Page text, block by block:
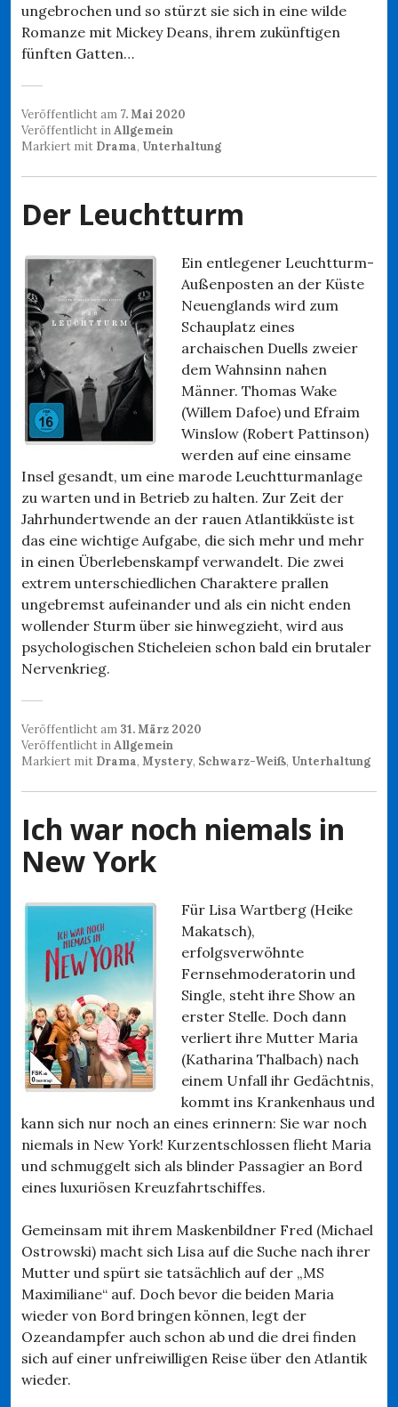
ungebrochen und so stürzt sie sich in eine wilde
Romanze mit Mickey Deans, ihrem zukünftigen
fünften Gatten…
Veröffentlicht am 7. Mai 2020
Veröffentlicht inAllgemein
Markiert mit Drama, Unterhaltung
Der Leuchtturm
Ein entlegener Leuchtturm-
Außenposten an der Küste
Neuenglands wird zum
Schauplatz eines
archaischen Duells zweier
dem Wahnsinn nahen
Männer. Thomas Wake
(Willem Dafoe) und Efraim
Winslow (Robert Pattinson)
werden auf eine einsame
Insel gesandt, um eine marode Leuchtturmanlage
zu warten und in Betrieb zu halten. Zur Zeit der
Jahrhundertwende an der rauen Atlantikküste ist
das eine wichtige Aufgabe, die sich mehr und mehr
in einen Überlebenskampf verwandelt. Die zwei
extrem unterschiedlichen Charaktere prallen
ungebremst aufeinander und als ein nicht enden
wollender Sturm über sie hinwegzieht, wird aus
psychologischen Sticheleien schon bald ein brutaler
Nervenkrieg.
Veröffentlicht am 31. März 2020
Veröffentlicht inAllgemein
Markiert mit Drama, Mystery, Schwarz-Weiß, Unterhaltung
Ich war noch niemals in
New York
Für Lisa Wartberg (Heike
Makatsch),
erfolgsverwöhnte
Fernsehmoderatorin und
Single, steht ihre Show an
erster Stelle. Doch dann
verliert ihre Mutter Maria
(Katharina Thalbach) nach
einem Unfall ihr Gedächtnis,
kommt ins Krankenhaus und
kann sich nur noch an eines erinnern: Sie war noch
niemals in New York! Kurzentschlossen flieht Maria
und schmuggelt sich als blinder Passagier an Bord
eines luxuriösen Kreuzfahrtschiffes.
Gemeinsam mit ihrem Maskenbildner Fred (Michael
Ostrowski) macht sich Lisa auf die Suche nach ihrer
Mutter und spürt sie tatsächlich auf der „MS
Maximiliane“ auf. Doch bevor die beiden Maria
wieder von Bord bringen können, legt der
Ozeandampfer auch schon ab und die drei finden
sich auf einer unfreiwilligen Reise über den Atlantik
wieder.